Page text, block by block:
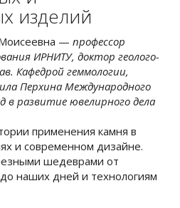
Моисеевна — профессор
ИРНИТУ, доктор геолого-
Кафедрой геммологии,
Перхина Международного
в развитие ювелирного дела
применения камня в
и современном дизайне.
шедеврами от
наших дней и технологиям